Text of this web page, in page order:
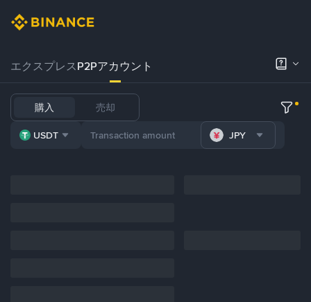
エクスプレスP2Pアカウント
購入 売却
USDT JPY